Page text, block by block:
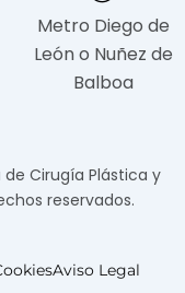
Metro Diego de
León o Nuñez de
Balboa
Cirugía Plástica y
reservados.
Aviso Legal